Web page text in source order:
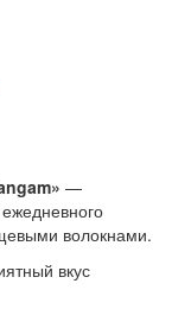
—
волокнами.
вкус